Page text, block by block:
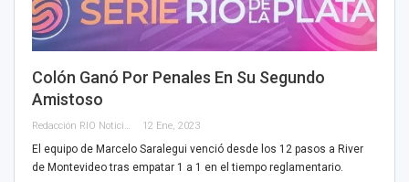
Colón Ganó Por Penales En Su Segundo
Amistoso
12 Ene, 2023
El equipo de Marcelo Saralegui venció desde los 12 pasos a River
de Montevideo tras empatar 1 a 1 en el tiempo reglamentario.